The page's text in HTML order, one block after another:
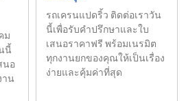
ม
นี้
นอ
น
รถเครนแปดริ้ว ติดต่อเราวัน
นี้เพื่อรับคำปรึกษาและใบ
เสนอราคาฟรี พร้อมเนรมิต
ทุกงานยกของคุณให้เป็นเรื่อง
ง่ายและคุ้มค่าที่สุด